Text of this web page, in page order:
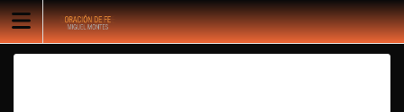
Skip
to
content